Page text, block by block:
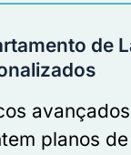
de
planos